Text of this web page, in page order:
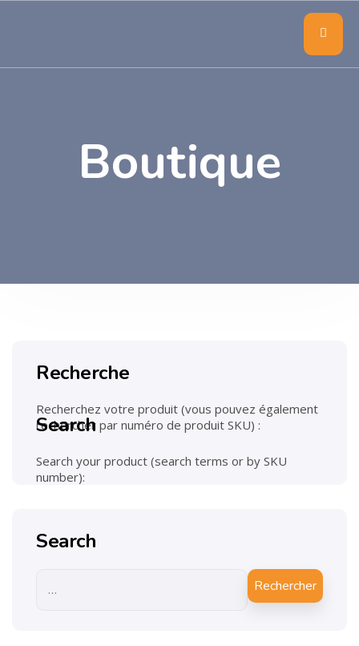
Boutique
Recherche
Recherchez votre produit (vous pouvez également
rechercher par numéro de produit SKU) :
Search
Search your product (search terms or by SKU
number):
Search
Rechercher